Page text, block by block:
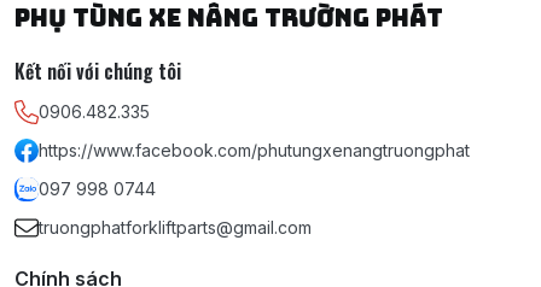
PHỤ TÙNG XE NÂNG TRƯỜNG PHÁT
Kết nối với chúng tôi
0906.482.335
https://www.facebook.com/phutungxenangtruongphat
097 998 0744
truongphatforkliftparts@gmail.com
Chính sách